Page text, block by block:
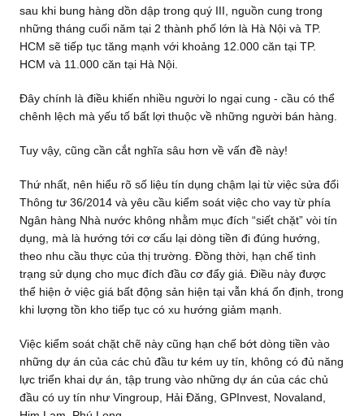
sau khi bung hàng dồn dập trong quý III, nguồn cung trong
những tháng cuối năm tại 2 thành phố lớn là Hà Nội và TP.
HCM sẽ tiếp tục tăng mạnh với khoảng 12.000 căn tại TP.
HCM và 11.000 căn tại Hà Nội.
Đây chính là điều khiến nhiều người lo ngại cung - cầu có thể
chênh lệch mà yếu tố bất lợi thuộc về những người bán hàng.
Tuy vậy, cũng cần cắt nghĩa sâu hơn về vấn đề này!
Thứ nhất, nên hiểu rõ số liệu tín dụng chậm lại từ việc sửa đổi
Thông tư 36/2014 và yêu cầu kiểm soát việc cho vay từ phía
Ngân hàng Nhà nước không nhằm mục đích “siết chặt” vòi tín
dụng, mà là hướng tới cơ cấu lại dòng tiền đi đúng hướng,
theo nhu cầu thực của thị trường. Đồng thời, hạn chế tình
trạng sử dụng cho mục đích đầu cơ đẩy giá. Điều này được
thể hiện ở việc giá bất động sản hiện tại vẫn khá ổn định, trong
khi lượng tồn kho tiếp tục có xu hướng giảm mạnh.
Việc kiểm soát chặt chẽ này cũng hạn chế bớt dòng tiền vào
những dự án của các chủ đầu tư kém uy tín, không có đủ năng
lực triển khai dự án, tập trung vào những dự án của các chủ
đầu có uy tín như Vingroup, Hải Đăng, GPInvest, Novaland,